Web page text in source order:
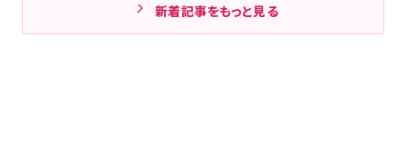
新着記事をもっと見る